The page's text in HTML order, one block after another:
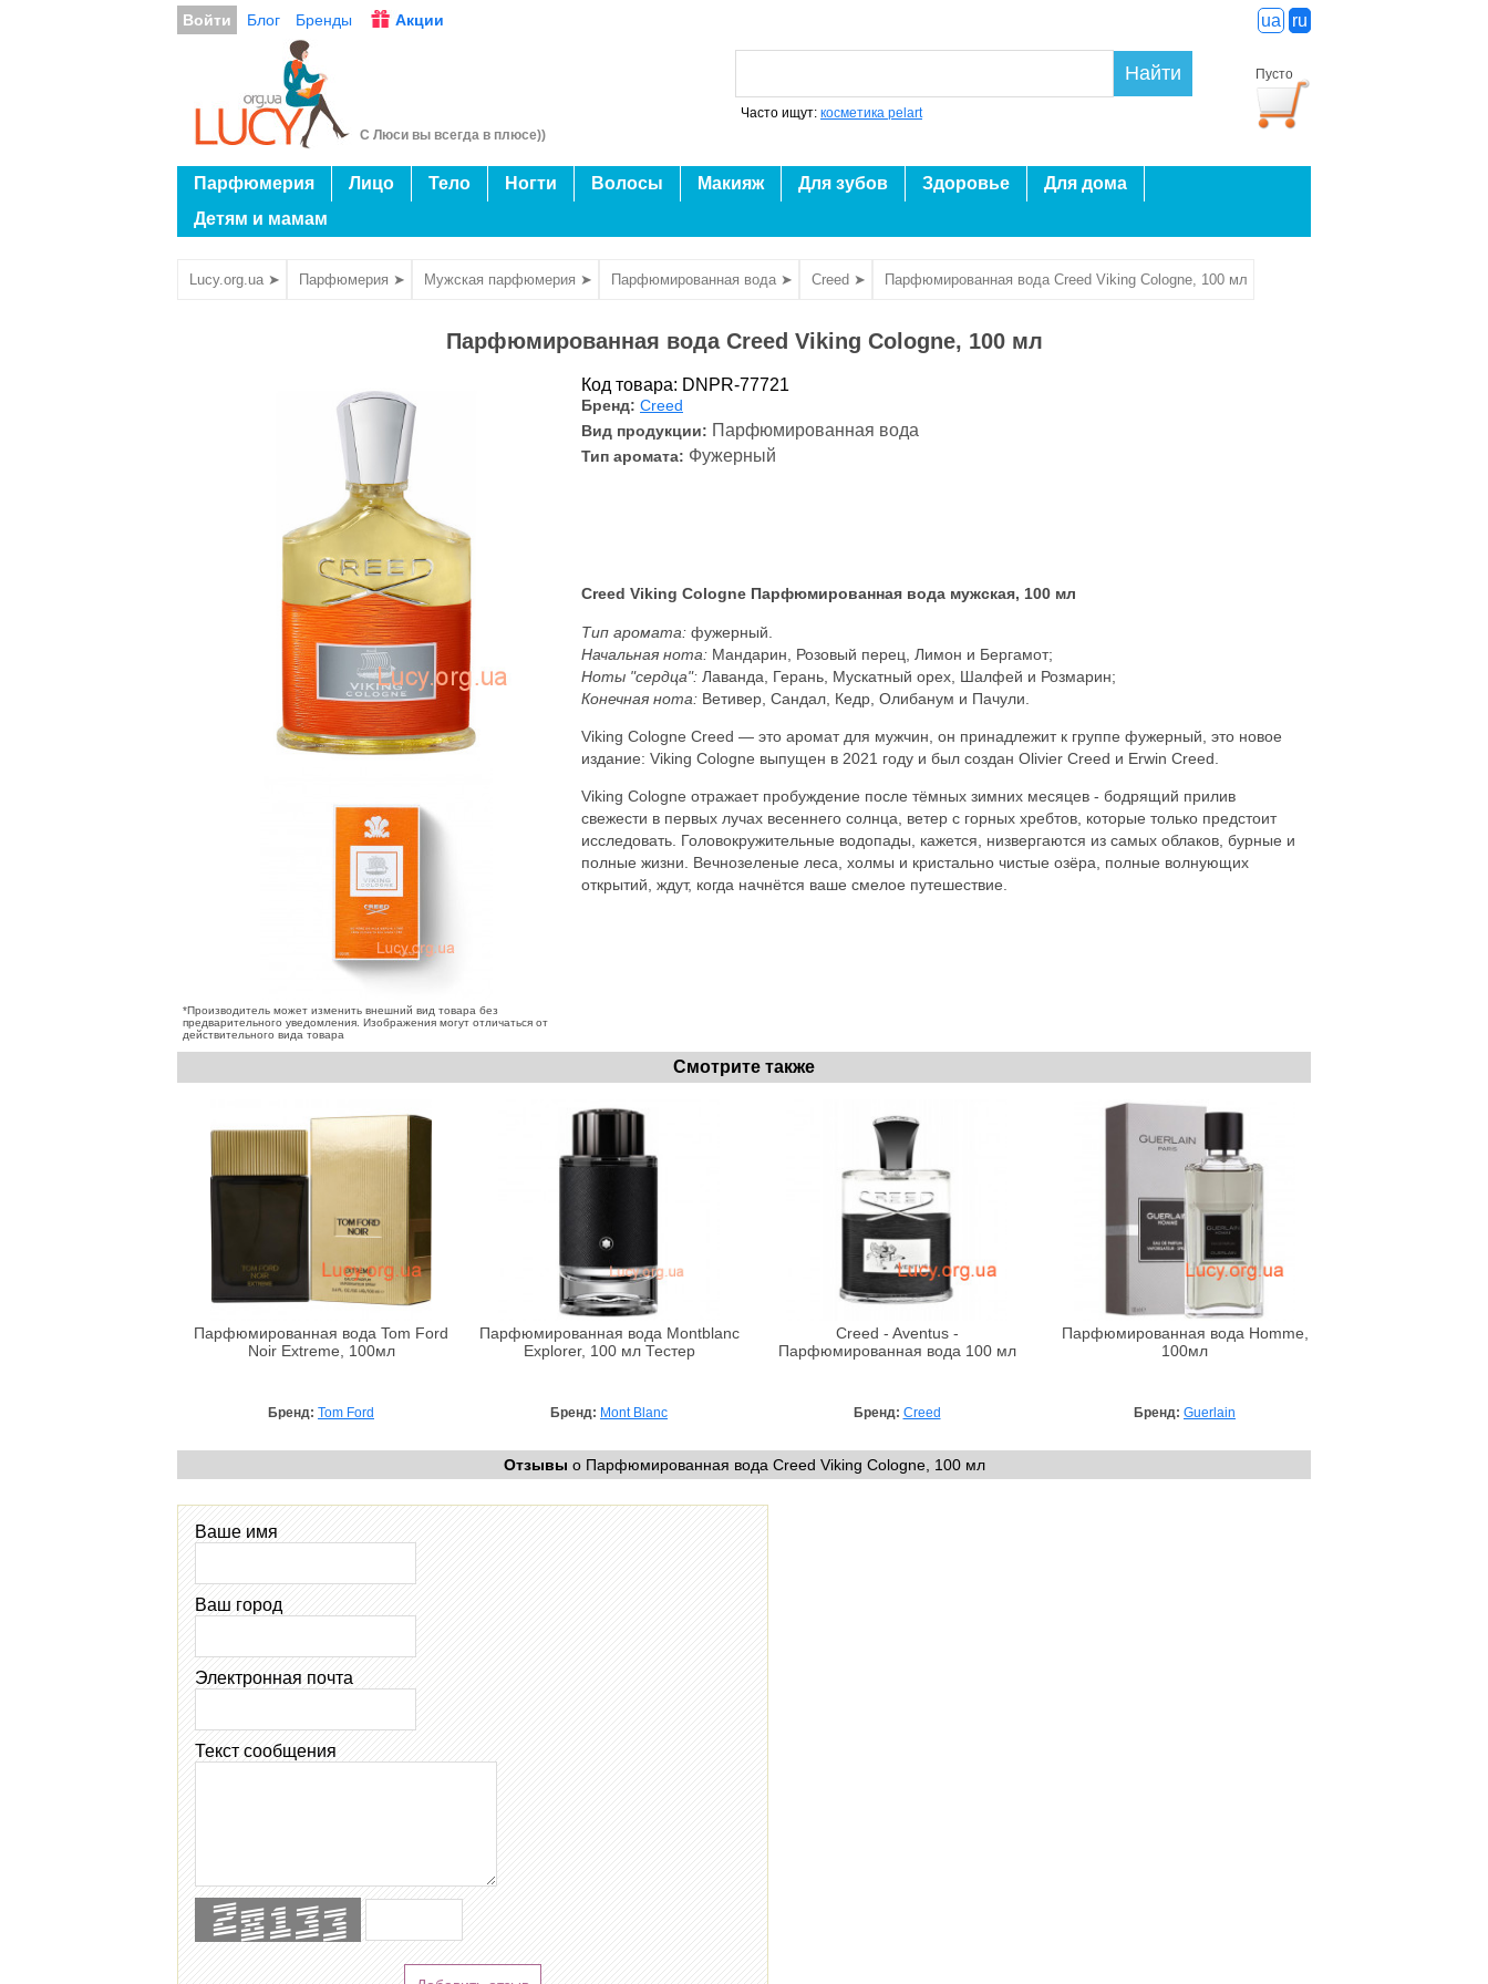
Войти Блог Бренды Акции ua ru
С Люси вы всегда в плюсе))
Пусто
Найти
Часто ищут: косметика pelart
Парфюмерия Лицо Тело Ногти Волосы Макияж Для зубов Здоровье
Для дома
Детям и мамам
Lucy.org.ua ➤ Парфюмерия ➤ Мужская парфюмерия ➤ Парфюмированная вода ➤ Creed ➤ Парфюмированная вода Creed Viking Cologne, 100 мл
Парфюмированная вода Creed Viking Cologne, 100 мл
*Производитель может изменить внешний вид товара без
предварительного уведомления. Изображения могут отличаться от
действительного вида товара
Код товара: DNPR-77721
Бренд: Creed
Вид продукции: Парфюмированная вода
Тип аромата: Фужерный
Creed Viking Cologne Парфюмированная вода мужская, 100 мл
Тип аромата: фужерный.
Начальная нота: Мандарин, Розовый перец, Лимон и Бергамот;
Ноты "сердца": Лаванда, Герань, Мускатный орех, Шалфей и Розмарин;
Конечная нота: Ветивер, Сандал, Кедр, Олибанум и Пачули.
Viking Cologne Creed — это аромат для мужчин, он принадлежит к группе фужерный, это новое
издание: Viking Cologne выпущен в 2021 году и был создан Olivier Creed и Erwin Creed.
Viking Cologne отражает пробуждение после тёмных зимних месяцев - бодрящий прилив
свежести в первых лучах весеннего солнца, ветер с горных хребтов, которые только предстоит
исследовать. Головокружительные водопады, кажется, низвергаются из самых облаков, бурные и
полные жизни. Вечнозеленые леса, холмы и кристально чистые озёра, полные волнующих
открытий, ждут, когда начнётся ваше смелое путешествие.
Смотрите также
Парфюмированная вода Tom Ford
Noir Extreme, 100мл
Бренд: Tom Ford
Парфюмированная вода Montblanc
Explorer, 100 мл Тестер
Бренд: Mont Blanc
Creed - Aventus -
Парфюмированная вода 100 мл
Бренд: Creed
Парфюмированная вода Homme,
100мл
Бренд: Guerlain
Отзывы о Парфюмированная вода Creed Viking Cologne, 100 мл
Ваше имя
Ваш город
Электронная почта
Текст сообщения